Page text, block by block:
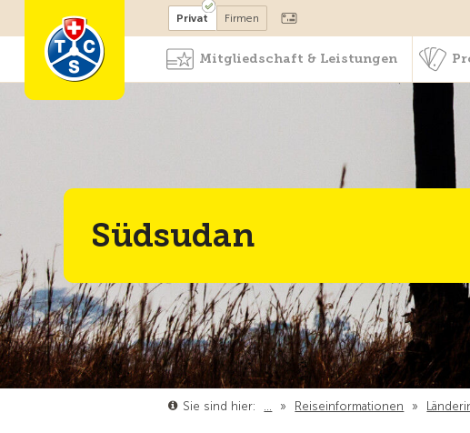
Mitglied werden
Privat Firmen
Mitgliedschaft & Leistungen
Südsudan
Sie sind hier: … » Reiseinformationen »